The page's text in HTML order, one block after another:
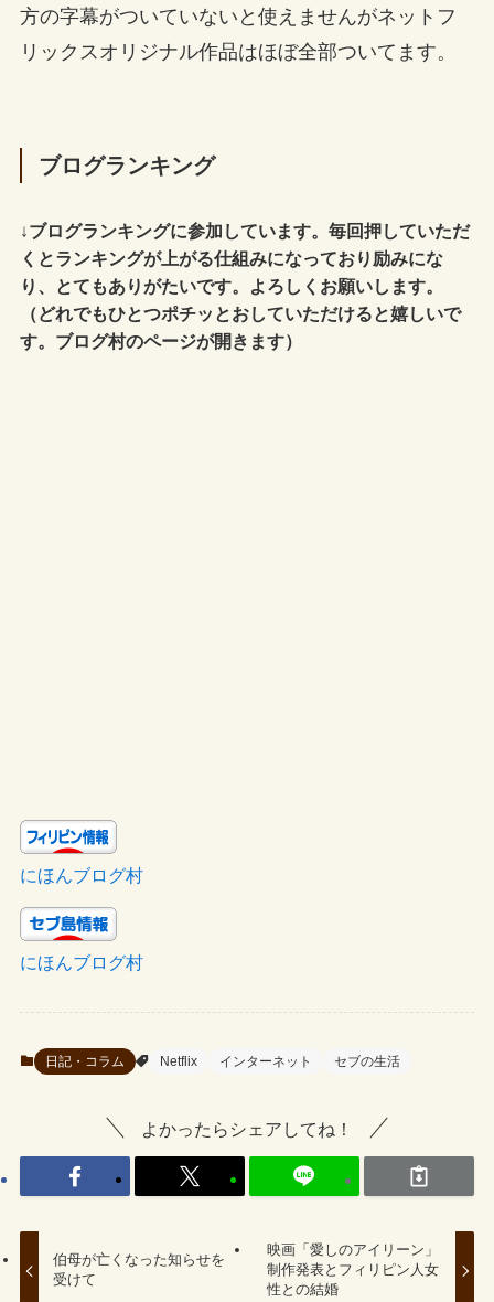
方の字幕がついていないと使えませんがネットフ
リックスオリジナル作品はほぼ全部ついてます。
ブログランキング
↓ブログランキングに参加しています。毎回押していただ
くとランキングが上がる仕組みになっており励みにな
り、とてもありがたいです。よろしくお願いします。
（どれでもひとつポチッとおしていただけると嬉しいで
す。ブログ村のページが開きます）
にほんブログ村
にほんブログ村
日記・コラム Netflix インターネット セブの生活
よかったらシェアしてね！
伯母が亡くなった知らせを
受けて
映画「愛しのアイリーン」
制作発表とフィリピン人女
性との結婚